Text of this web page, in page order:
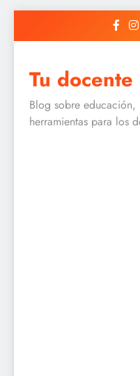
Tu docente
Blog sobre educación,
herramientas para los